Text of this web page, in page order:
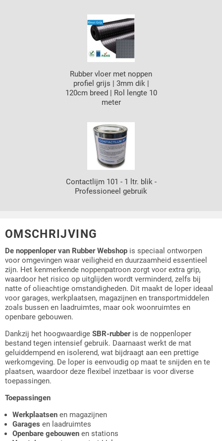
Rubber vloer met noppen
profiel grijs | 3mm dik |
120cm breed | Rol lengte 10
meter
Contactlijm 101 - 1 ltr. blik -
Professioneel gebruik
OMSCHRIJVING
De noppenloper van Rubber Webshop is speciaal ontworpen
voor omgevingen waar veiligheid en duurzaamheid essentieel
zijn. Het kenmerkende noppenpatroon zorgt voor extra grip,
waardoor het risico op uitglijden wordt verminderd, zelfs bij
natte of olieachtige omstandigheden. Dit maakt de loper ideaal
voor garages, werkplaatsen, magazijnen en transportmiddelen
zoals bussen en laadruimtes, maar ook woonruimtes en
openbare gebouwen.
Dankzij het hoogwaardige SBR-rubberis de noppenloper
bestand tegen intensief gebruik. Daarnaast werkt de mat
geluiddempend en isolerend, wat bijdraagt aan een prettige
werkomgeving. De loper is eenvoudig op maat te snijden en te
plaatsen, waardoor deze flexibel inzetbaar is voor diverse
toepassingen.
Toepassingen
Werkplaatsen en magazijnen
Garages en laadruimtes
Openbare gebouwen en stations